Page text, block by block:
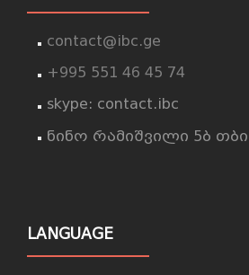
contact@ibc.ge
+995 551 46 45 74
skype: contact.ibc
ნინო რამიშვილი 5ბ
LANGUAGE